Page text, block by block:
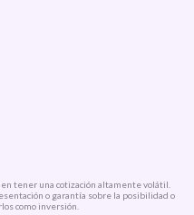
tener una cotización altamente volátil.
o garantía sobre la posibilidad o
como inversión.